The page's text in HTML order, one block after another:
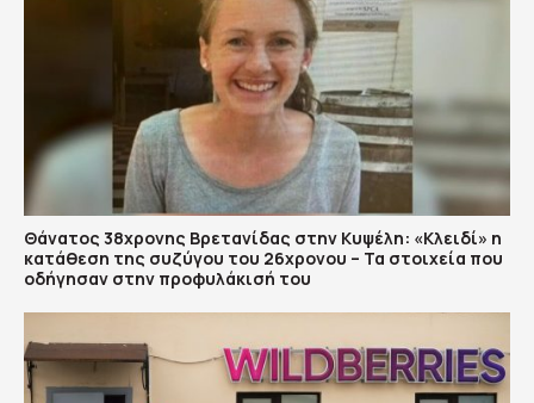
Θάνατος 38χρονης Βρετανίδας στην Κυψέλη: «Κλειδί» η
κατάθεση της συζύγου του 26χρονου – Τα στοιχεία που
οδήγησαν στην προφυλάκισή του